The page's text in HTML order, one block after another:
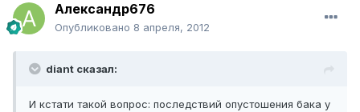
Александр676
Опубликовано 8 апреля, 2012
diant сказал:
И кстати такой вопрос: последствий опустошения бака у